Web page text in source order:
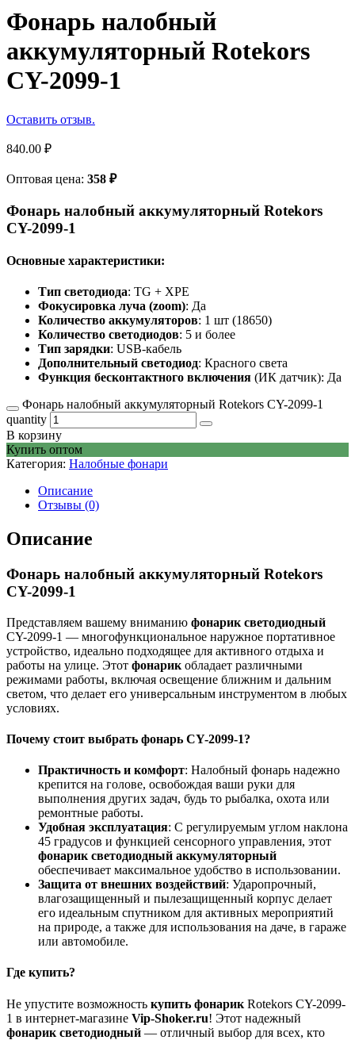
Фонарь налобный
аккумуляторный Rotekors
CY-2099-1
Оставить отзыв.
840.00 ₽
Оптовая цена: 358 ₽
Фонарь налобный аккумуляторный Rotekors
CY-2099-1
Основные характеристики:
Тип светодиода: TG + XPE
Фокусировка луча (zoom): Да
Количество аккумуляторов: 1 шт (18650)
Количество светодиодов: 5 и более
Тип зарядки: USB-кабель
Дополнительный светодиод: Красного света
Функция бесконтактного включения (ИК датчик): Да
Фонарь налобный аккумуляторный Rotekors CY-2099-1
quantity
В корзину
Купить оптом
Категория: Налобные фонари
Описание
Отзывы (0)
Описание
Фонарь налобный аккумуляторный Rotekors
CY-2099-1
Представляем вашему вниманию фонарик светодиодный
CY-2099-1 — многофункциональное наружное портативное
устройство, идеально подходящее для активного отдыха и
работы на улице. Этот фонарик обладает различными
режимами работы, включая освещение ближним и дальним
светом, что делает его универсальным инструментом в любых
условиях.
Почему стоит выбрать фонарь CY-2099-1?
Практичность и комфорт: Налобный фонарь надежно
крепится на голове, освобождая ваши руки для
выполнения других задач, будь то рыбалка, охота или
ремонтные работы.
Удобная эксплуатация: С регулируемым углом наклона
45 градусов и функцией сенсорного управления, этот
фонарик светодиодный аккумуляторный
обеспечивает максимальное удобство в использовании.
Защита от внешних воздействий: Ударопрочный,
влагозащищенный и пылезащищенный корпус делает
его идеальным спутником для активных мероприятий
на природе, а также для использования на даче, в гараже
или автомобиле.
Где купить?
Не упустите возможность купить фонарик Rotekors CY-2099-
1 в интернет-магазине Vip-Shoker.ru! Этот надежный
фонарик светодиодный — отличный выбор для всех, кто